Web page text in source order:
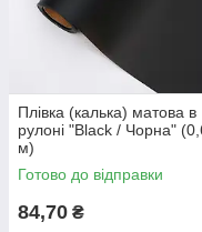
Плівка (калька) матова в
рулоні "Black / Чорна"
м)
Готово до відправки
84,70 ₴